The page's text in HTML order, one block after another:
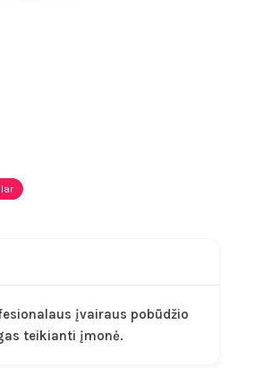
įvairaus pobūdžio
teikianti įmonė.